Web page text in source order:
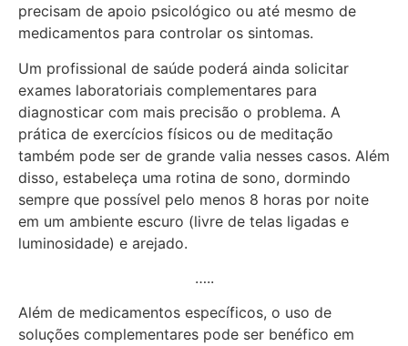
precisam de apoio psicológico ou até mesmo de
medicamentos para controlar os sintomas.
Um profissional de saúde poderá ainda solicitar
exames laboratoriais complementares para
diagnosticar com mais precisão o problema. A
prática de exercícios físicos ou de meditação
também pode ser de grande valia nesses casos. Além
disso, estabeleça uma rotina de sono, dormindo
sempre que possível pelo menos 8 horas por noite
em um ambiente escuro (livre de telas ligadas e
luminosidade) e arejado.
…..
Além de medicamentos específicos, o uso de
soluções complementares pode ser benéfico em